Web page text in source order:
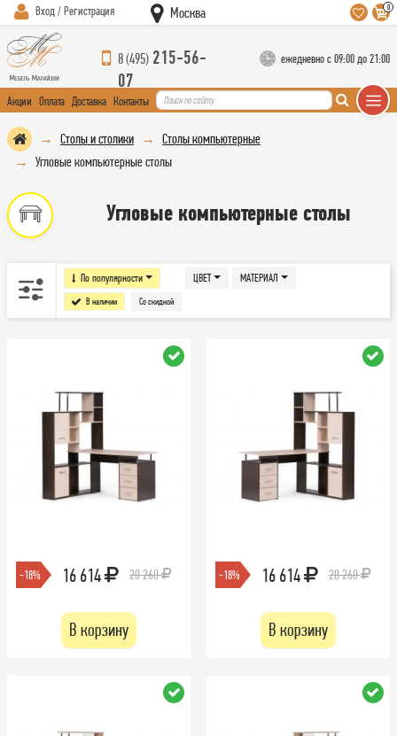
Вход / Регистрация Москва 0
8 (495) 215-56-
07
ежедневно с 09:00 до 21:00
Акции Оплата Доставка Контакты
Столы и столики
Столы компьютерные
Угловые компьютерные столы
Угловые компьютерные столы
По популярности
В наличии Со скидкой
ЦВЕТ МАТЕРИАЛ
-18% 16 614 20 260
В корзину
-18% 16 614 20 260
В корзину